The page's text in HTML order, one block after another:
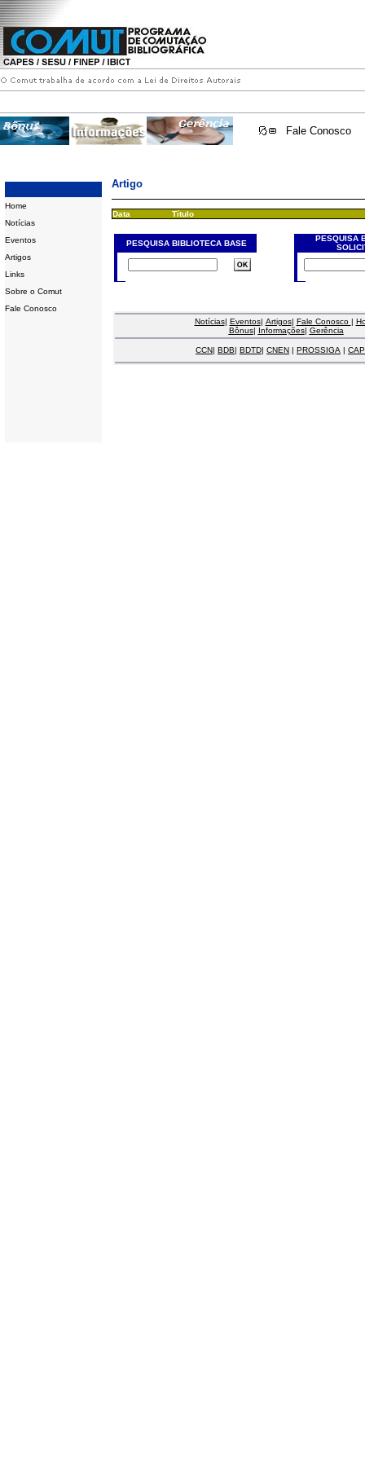
Fale Conosco
Home
Notícias
Eventos
Artigos
Links
Sobre o Comut
Fale Conosco
Artigo
Data Título
PESQUISA BIBLIOTECA BASE
PESQUISA
Notícias| Eventos| Artigos| Fale Conosco |
Bônus| Informações| Gerência
CCN| BDB| BDTD| CNEN | PROSSIGA |